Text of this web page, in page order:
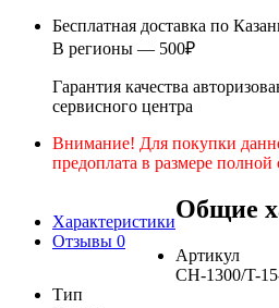
Бесплатная доставка по
В регионы — 500₽
Гарантия качества
сервисного центра
Внимание! Для покупки
предоплата в размере полной
Характеристики
Отзывы 0
Общие
Артикул
CH-1300/T-
Тип